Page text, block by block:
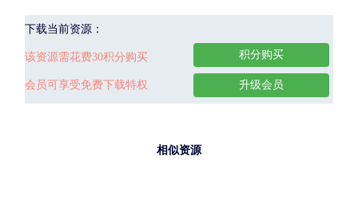
下载当前资源：
该资源需花费30积分购买
会员可享受免费下载特权
积分购买
升级会员
相似资源